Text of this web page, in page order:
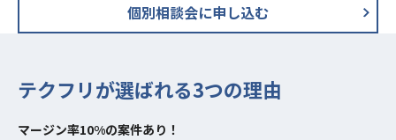
業務内容
主に下記の業務を予定しておりま
す。
・SEO・MEOに関連する制作物のデ
個別相談会に申し込む
テクフリが選ばれる3つの理由
マージン率10%の案件あり！